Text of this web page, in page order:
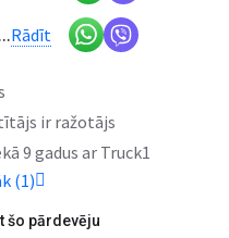
Rādīt
ir ražotājs
9 gadus ar Truck1
(1)
šo pārdevēju